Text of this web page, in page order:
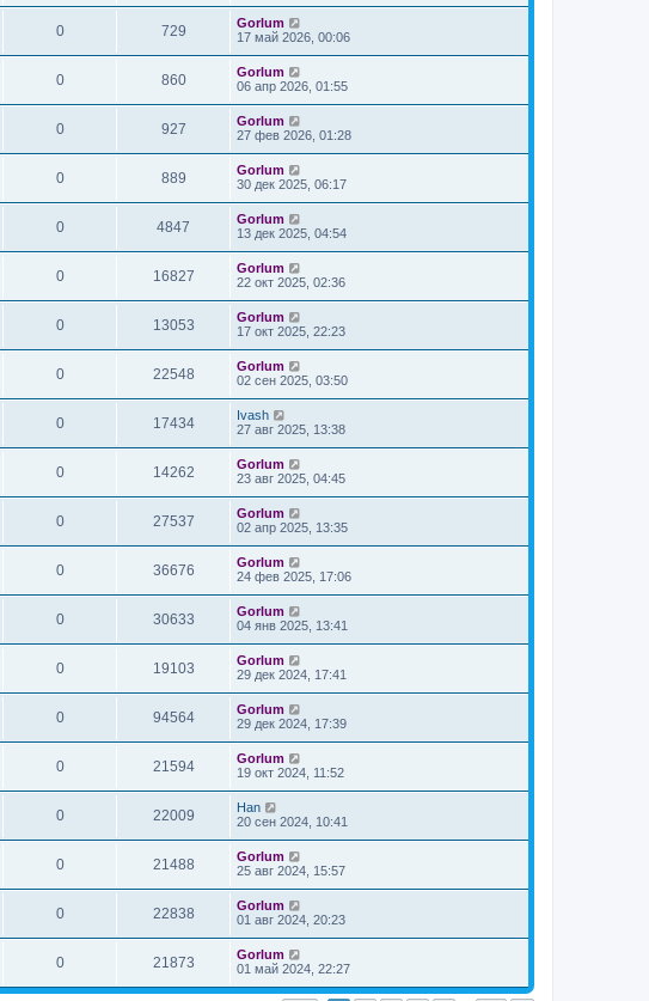
0 729
Gorlum
17 май 2026, 00:06
0 860
Gorlum
06 апр 2026, 01:55
0 927
Gorlum
27 фев 2026, 01:28
0 889
Gorlum
30 дек 2025, 06:17
0 4847
Gorlum
13 дек 2025, 04:54
0 16827
Gorlum
22 окт 2025, 02:36
0 13053
Gorlum
17 окт 2025, 22:23
0 22548
Gorlum
02 сен 2025, 03:50
0 17434
Ivash
27 авг 2025, 13:38
0 14262
Gorlum
23 авг 2025, 04:45
0 27537
Gorlum
02 апр 2025, 13:35
0 36676
Gorlum
24 фев 2025, 17:06
0 30633
Gorlum
04 янв 2025, 13:41
0 19103
Gorlum
29 дек 2024, 17:41
0 94564
Gorlum
29 дек 2024, 17:39
0 21594
Gorlum
19 окт 2024, 11:52
0 22009
Han
20 сен 2024, 10:41
0 21488
Gorlum
25 авг 2024, 15:57
0 22838
Gorlum
01 авг 2024, 20:23
0 21873
Gorlum
01 май 2024, 22:27